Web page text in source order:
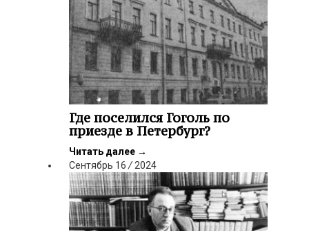
Где поселился Гоголь по
приезде в Петербург?
Читать далее →
Сентябрь 16 / 2024